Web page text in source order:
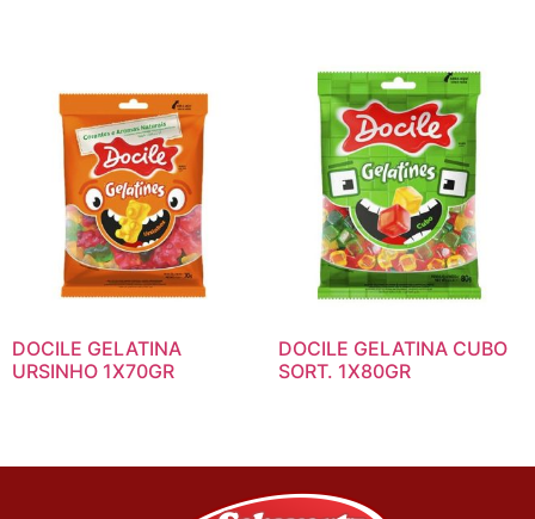
DOCILE GELATINA
URSINHO 1X70GR
DOCILE GELATINA CUBO
SORT. 1X80GR